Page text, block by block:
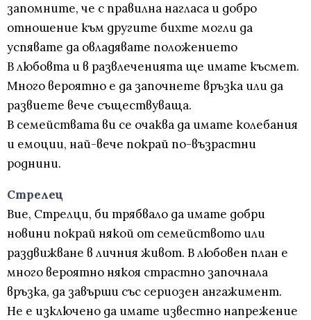
запомните, че с правилна нагласа и добро
отношение към другите бихте могли да
успявате да овладявате положението
В любовта и в развлеченията ще имате късмет.
Много вероятно е да започнете връзка или да
развиете вече съществуваща.
В семействата ви се очаква да имате колебания
и емоции, най-вече покрай по-възрастни
роднини.
Стрелец
Вие, Стрелци, би трябвало да имате добри
новини покрай някой от семейството или
раздвижване в личния живот. В любовен план е
много вероятно някоя страстно започнала
връзка, да завърши със сериозен ангажимент.
Не е изключено да имате известно напрежение